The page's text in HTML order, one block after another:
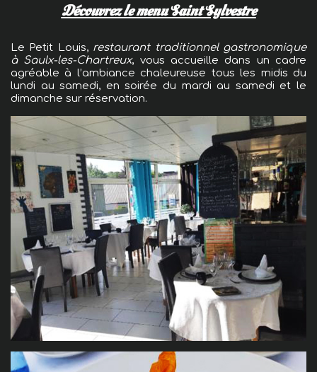
Découvrez le menu Saint Sylvestre
Le Petit Louis, restaurant traditionnel gastronomique
à Saulx-les-Chartreux, vous accueille dans un cadre
agréable à l’ambiance chaleureuse tous les midis du
lundi au samedi, en soirée du mardi au samedi et le
dimanche sur réservation.